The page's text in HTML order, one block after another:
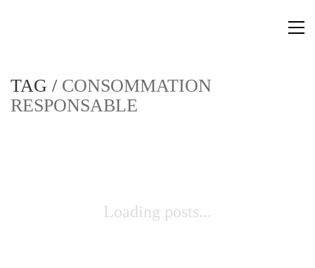
TAG / CONSOMMATION
RESPONSABLE
Loading posts...